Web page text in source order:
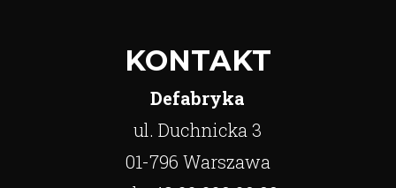
KONTAKT
Defabryka
ul. Duchnicka 3
01-796 Warszawa